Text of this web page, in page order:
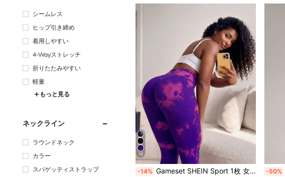
シームレス
ヒップ引き締め
着用しやすい
4-Wayストレッチ
折りたたみやすい
軽量
もっと見る
ネックライン
ラウンドネック
カラー
スパゲッティストラップ
10
-14% Gameset SHEIN Sport 1枚 女性用 パープル タイダイ シームレス ニット 高弾性 ヒップアップ レギンス、ヨガ ランニング サイクリング フィットネス アウトドア カジュアルウェア、新作人気
-50%